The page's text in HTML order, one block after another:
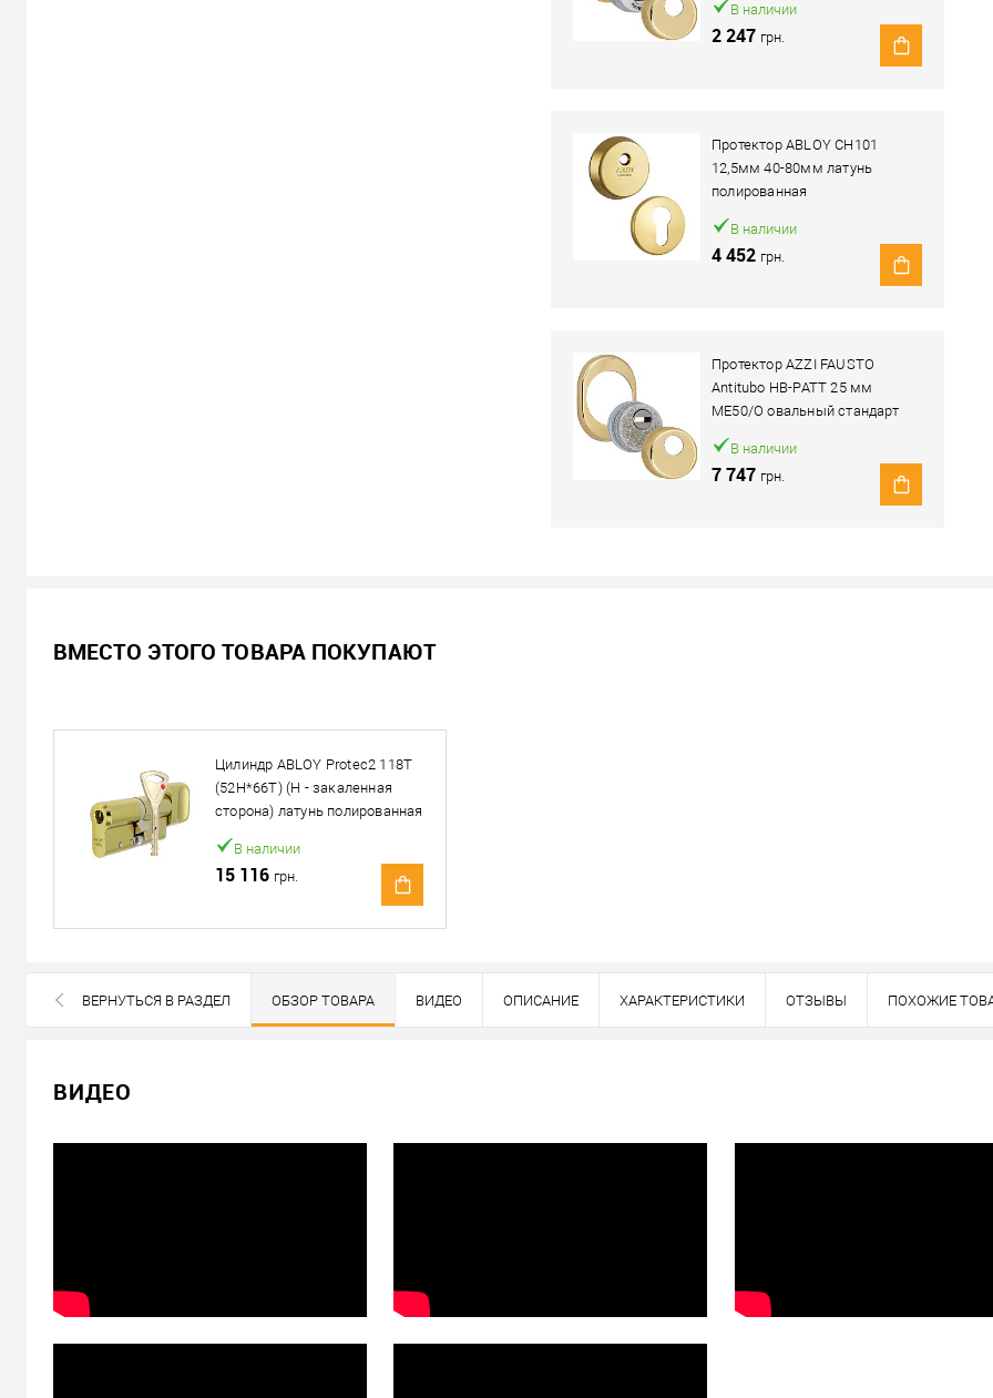
полированный
В наличии
2 247 грн.
Протектор ABLOY CH101
12,5мм 40-80мм латунь
полированная
В наличии
4 452 грн.
Протектор AZZI FAUSTO
Antitubo HB-PATT 25 мм
ME50/O овальный стандарт
латунь полированная
В наличии
7 747 грн.
Кол-во:
В корзину
«Новой Почтой» по Украине
Самовывоз
Доставка наложенным платежом от 400 грн
ВМЕСТО ЭТОГО ТОВАРА ПОКУПАЮТ
Цилиндр ABLOY Protec2 118T
(52H*66T) (H - закаленная
сторона) латунь полированная
В наличии
15 116 грн.
ВЕРНУТЬСЯ В РАЗДЕЛ ОБЗОР ТОВАРА ВИДЕО ОПИСАНИЕ ХАРАКТЕРИСТИКИ ОТЗЫВЫ ПОХОЖИЕ
ВИДЕО